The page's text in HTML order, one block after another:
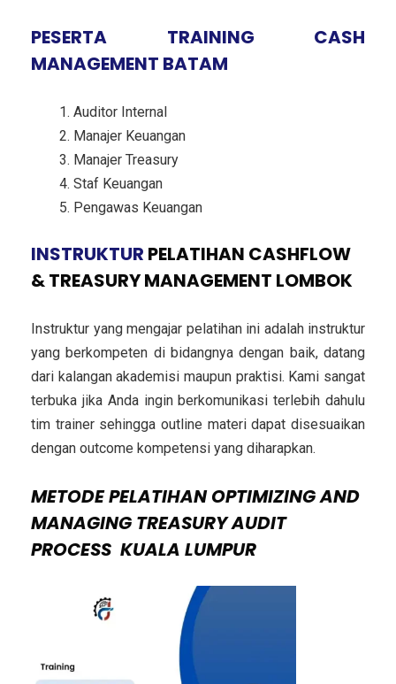
PESERTA TRAINING CASH
MANAGEMENT BATAM
Auditor Internal
Manajer Keuangan
Manajer Treasury
Staf Keuangan
Pengawas Keuangan
INSTRUKTUR PELATIHAN CASHFLOW
& TREASURY MANAGEMENT LOMBOK
Instruktur yang mengajar pelatihan ini adalah instruktur
yang berkompeten di bidangnya dengan baik, datang
dari kalangan akademisi maupun praktisi. Kami sangat
terbuka jika Anda ingin berkomunikasi terlebih dahulu
tim trainer sehingga outline materi dapat disesuaikan
dengan outcome kompetensi yang diharapkan.
METODE PELATIHAN OPTIMIZING AND
MANAGING TREASURY AUDIT
PROCESS KUALA LUMPUR